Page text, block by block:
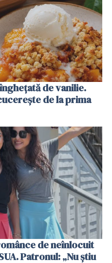
de vanilie.
de la prima
de neînlocuit
Patronul: „Nu știu